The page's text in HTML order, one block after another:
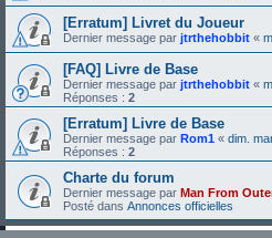
[Erratum] Livret du Joueur
Dernier message par jtrthehobbit «
[FAQ] Livre de Base
Dernier message par jtrthehobbit «
Réponses : 2
[Erratum] Livre de Base
Dernier message par Rom1 « dim.
Réponses : 2
Charte du forum
Dernier message par Man From
Posté dans Annonces officielles